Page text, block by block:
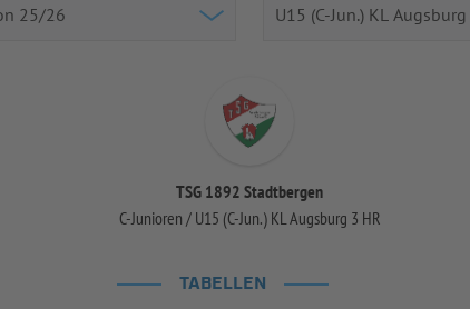
TSG 1892 Stadtbergen
C-Junioren / U15 (C-Jun.) KL Augsburg 3 HR
TABELLEN